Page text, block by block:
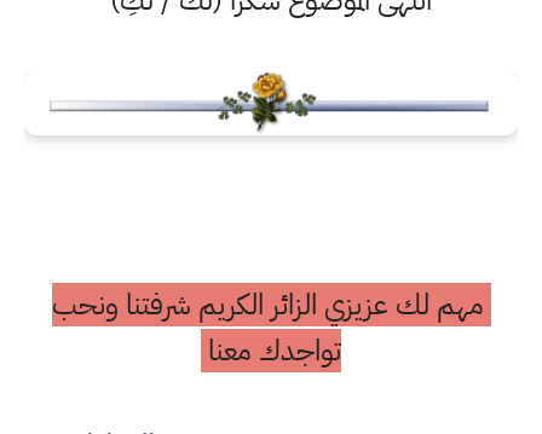
مهم لك عزيزي الزائر الكريم شرفتنا ونحب
تواجدك معنا